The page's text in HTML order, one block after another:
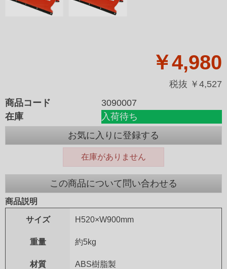
￥4,980
税抜 ￥4,527
商品コード
3090007
在庫
入荷待ち
お気に入りに登録する
在庫がありません
この商品について問い合わせる
商品説明
サイズ H520×W900mm
重量 約5kg
材質
ABS樹脂製